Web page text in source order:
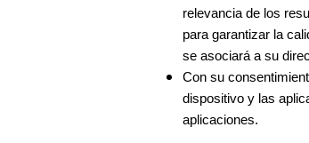
relevancia de los
para garantizar la
se asociará a su
Con su
dispositivo y las
aplicaciones.